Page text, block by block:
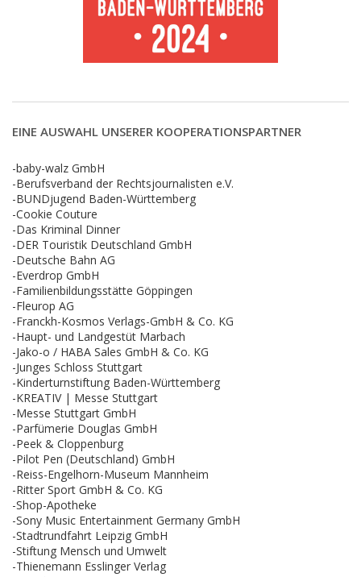
EINE AUSWAHL UNSERER KOOPERATIONSPARTNER
-baby-walz GmbH
-Berufsverband der Rechtsjournalisten e.V.
-BUNDjugend Baden-Württemberg
-Cookie Couture
-Das Kriminal Dinner
-DER Touristik Deutschland GmbH
-Deutsche Bahn AG
-Everdrop GmbH
-Familienbildungsstätte Göppingen
-Fleurop AG
-Franckh-Kosmos Verlags-GmbH & Co. KG
-Haupt- und Landgestüt Marbach
-Jako-o / HABA Sales GmbH & Co. KG
-Junges Schloss Stuttgart
-Kinderturnstiftung Baden-Württemberg
-KREATIV | Messe Stuttgart
-Messe Stuttgart GmbH
-Parfümerie Douglas GmbH
-Peek & Cloppenburg
-Pilot Pen (Deutschland) GmbH
-Reiss-Engelhorn-Museum Mannheim
-Ritter Sport GmbH & Co. KG
-Shop-Apotheke
-Sony Music Entertainment Germany GmbH
-Stadtrundfahrt Leipzig GmbH
-Stiftung Mensch und Umwelt
-Thienemann Esslinger Verlag